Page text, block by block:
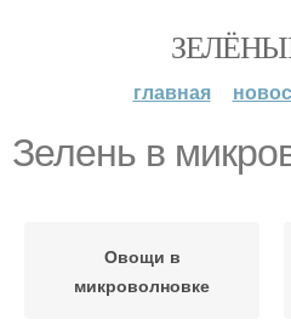
главная
Зелень в
Овощи в
микроволновке